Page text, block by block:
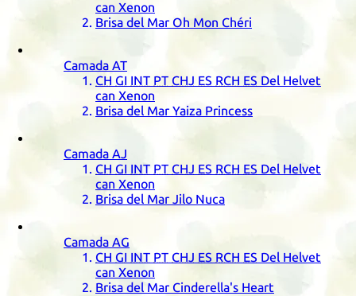
can Xenon
Brisa del Mar Oh Mon Chéri
Camada AT
CH GI INT PT CHJ ES RCH ES Del Helvet
can Xenon
Brisa del Mar Yaiza Princess
Camada AJ
CH GI INT PT CHJ ES RCH ES Del Helvet
can Xenon
Brisa del Mar Jilo Nuca
Camada AG
CH GI INT PT CHJ ES RCH ES Del Helvet
can Xenon
Brisa del Mar Cinderella's Heart